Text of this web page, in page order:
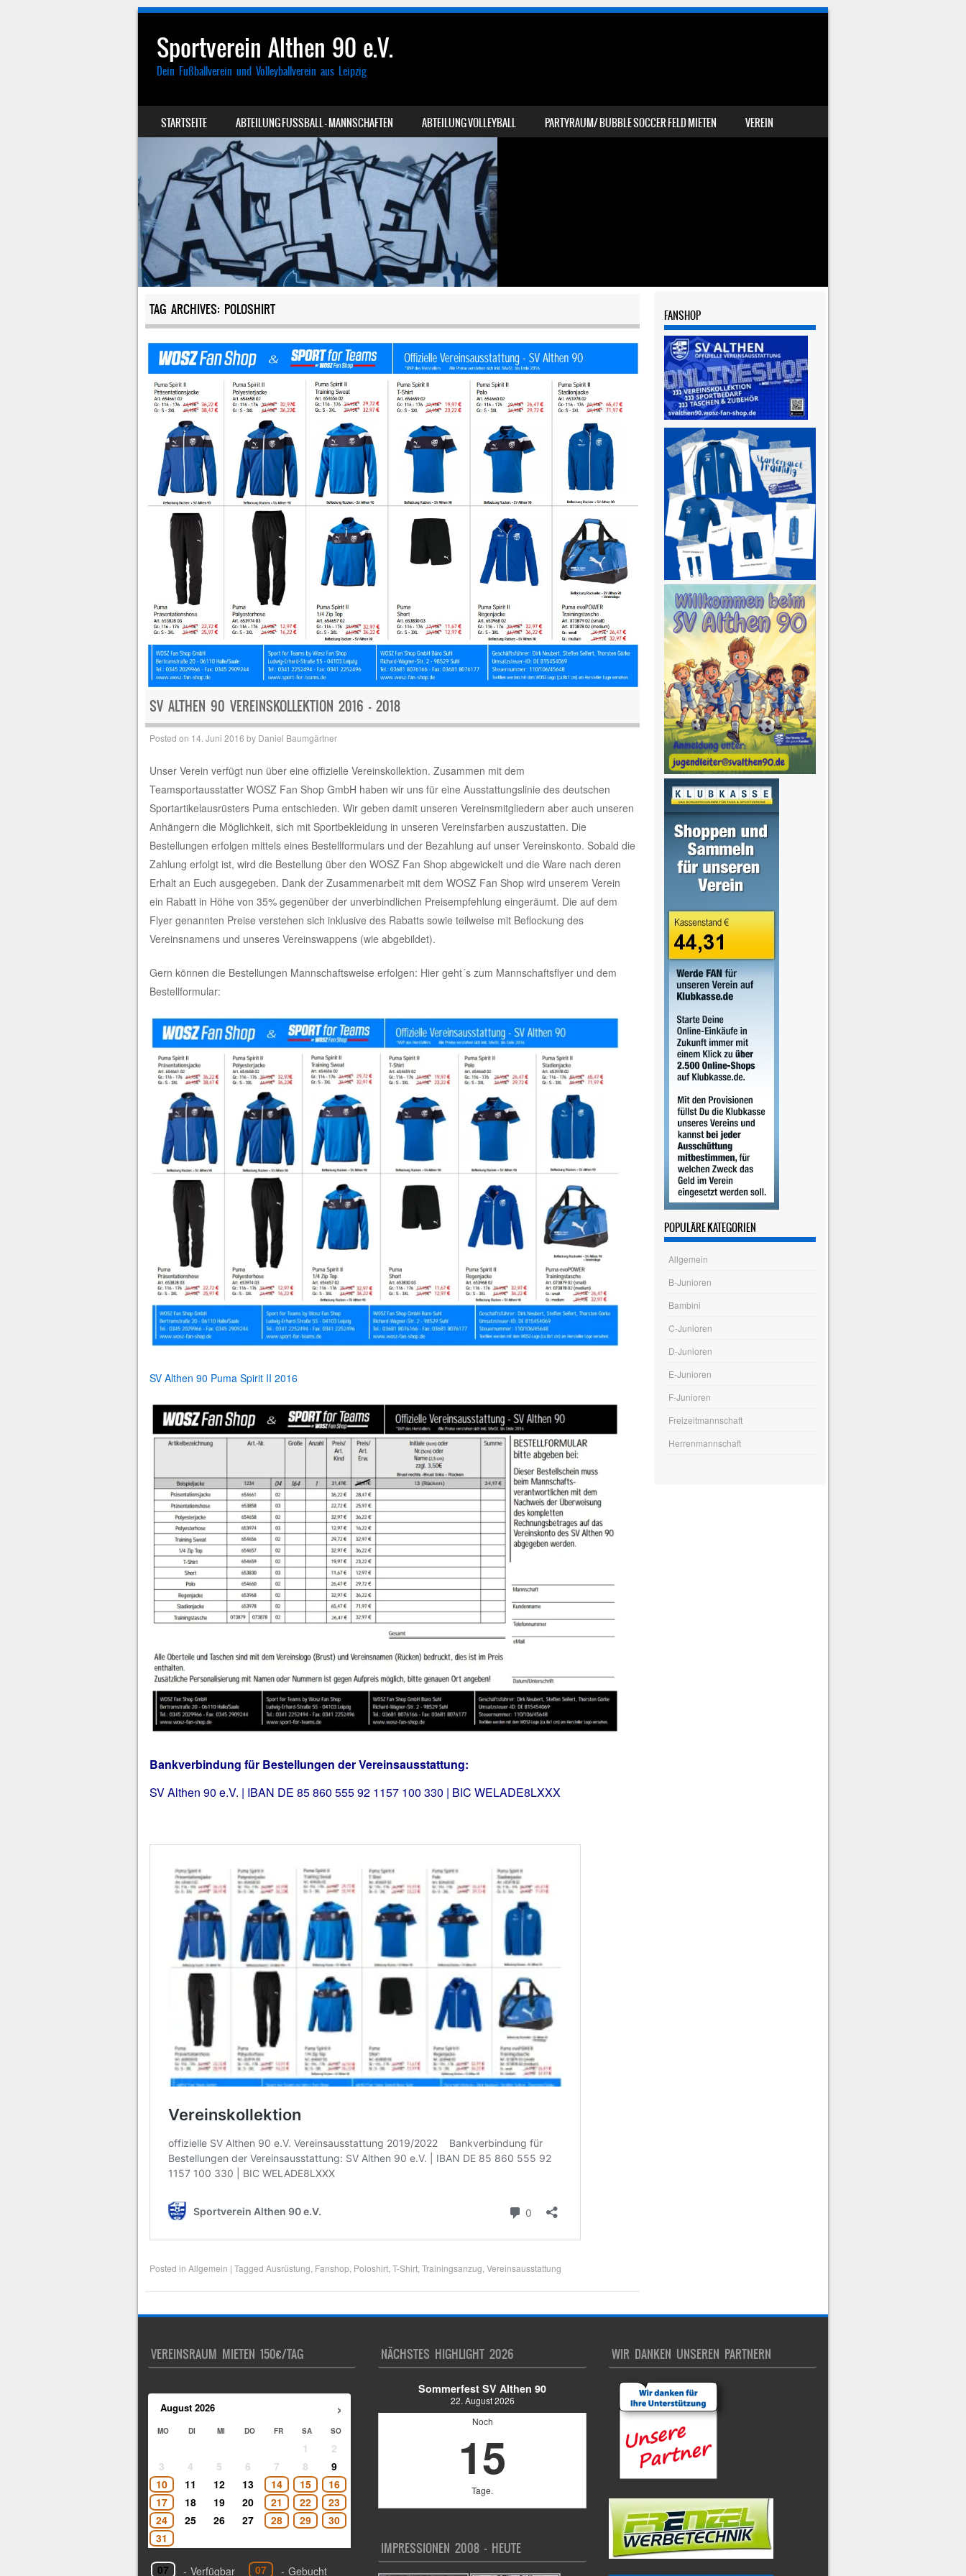
Sportverein Althen 90 e.V.
Dein Fußballverein und Volleyballverein aus Leipzig
MENU
SKIP TO CONTENT
STARTSEITE ABTEILUNG FUSSBALL – MANNSCHAFTEN ABTEILUNG VOLLEYBALL PARTYRAUM/ BUBBLE SOCCER FELD MIETEN VEREIN
TAG ARCHIVES: POLOSHIRT
SV ALTHEN 90 VEREINSKOLLEKTION 2016 – 2018
Posted on 14. Juni 2016 by Daniel Baumgärtner
Unser Verein verfügt nun über eine offizielle Vereinskollektion. Zusammen mit dem
Teamsportausstatter WOSZ Fan Shop GmbH haben wir uns für eine Ausstattungslinie des deutschen
Sportartikelausrüsters Puma entschieden. Wir geben damit unseren Vereinsmitgliedern aber auch unseren
Anhängern die Möglichkeit, sich mit Sportbekleidung in unseren Vereinsfarben auszustatten. Die
Bestellungen erfolgen mittels eines Bestellformulars und der Bezahlung auf unser Vereinskonto. Sobald die
Zahlung erfolgt ist, wird die Bestellung über den WOSZ Fan Shop abgewickelt und die Ware nach deren
Erhalt an Euch ausgegeben. Dank der Zusammenarbeit mit dem WOSZ Fan Shop wird unserem Verein
ein Rabatt in Höhe von 35% gegenüber der unverbindlichen Preisempfehlung eingeräumt. Die auf dem
Flyer genannten Preise verstehen sich inklusive des Rabatts sowie teilweise mit Beflockung des
Vereinsnamens und unseres Vereinswappens (wie abgebildet).
Gern können die Bestellungen Mannschaftsweise erfolgen: Hier geht´s zum Mannschaftsflyer und dem
Bestellformular:
SV Althen 90 Puma Spirit II 2016
Bankverbindung für Bestellungen der Vereinsausstattung:
SV Althen 90 e.V. | IBAN DE 85 860 555 92 1157 100 330 | BIC WELADE8LXXX
Posted in Allgemein | Tagged Ausrüstung Fanshop, Poloshirt, T-Shirt, Trainingsanzug Vereinsausstattung
FANSHOP
POPULÄRE KATEGORIEN
Allgemein
B-Junioren
Bambini
C-Junioren
D-Junioren
E-Junioren
F-Junioren
Freizeitmannschaft
Herrenmannschaft
VEREINSRAUM MIETEN 150€/TAG
›
August 2026
MO DI MI DO FR SA SO
1
2
3
4 5 6 7 8
9
10
11 12 13 14 15
16
17
18 19 20 21 22
23
24
25 26 27 28 29
30
31
07 - Verfügbar 07 - Gebucht
NÄCHSTES HIGHLIGHT 2026
Sommerfest SV Althen 90
22. August 2026
Noch
15
Tage.
IMPRESSIONEN 2008 – HEUTE
WIR DANKEN UNSEREN PARTNERN